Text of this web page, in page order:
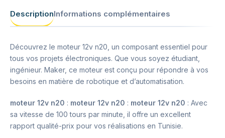
DescriptionInformations complémentaires
Découvrez le moteur 12v n20, un composant essentiel pour
tous vos projets électroniques. Que vous soyez étudiant,
ingénieur. Maker, ce moteur est conçu pour répondre à vos
besoins en matière de robotique et d’automatisation.
moteur 12v n20 : moteur 12v n20 : moteur 12v n20 : Avec
sa vitesse de 100 tours par minute, il offre un excellent
rapport qualité-prix pour vos réalisations en Tunisie.